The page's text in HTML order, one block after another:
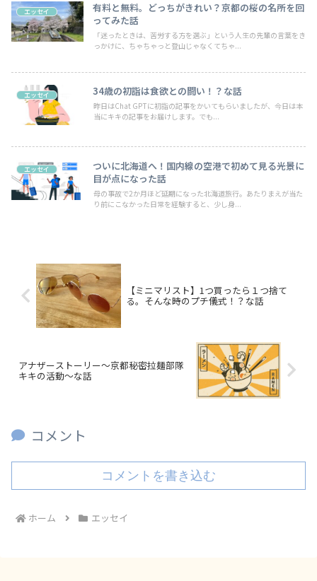
エッセイ
有料と無料。どっちがきれい？京都の桜の名所を回
ってみた話
「迷ったときは、苦労する方を選ぶ」という人生の先輩の言葉をき
っかけに、ちゃちゃっと登山じゃなくてちゃ...
エッセイ 34歳の初詣は食欲との闘い！？な話
昨日はChat GPTに初詣の記事をかいてもらいましたが、今日は本
当にキキの記事をお届けします。でも...
エッセイ
ついに北海道へ！国内線の空港で初めて見る光景に
目が点になった話
母の事故で2か月ほど延期になった北海道旅行。あたりまえが当た
り前にこなかった日常を経験すると、少し身...
【ミニマリスト】1つ買ったら１つ捨て
る。そんな時のプチ儀式！？な話
アナザーストーリー～京都秘密拉麺部隊
キキの活動～な話
コメント
コメントを書き込む
ホーム エッセイ